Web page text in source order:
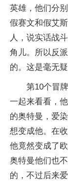
英雄，他们分
假赛文和假艾
人，说实话战
角儿。所以反
的。这是毫无疑
第10个冒
一起来看看，
的奥特曼，爱
想变成他。在
他竟然变成了
奥特曼他们也
的，不过后来